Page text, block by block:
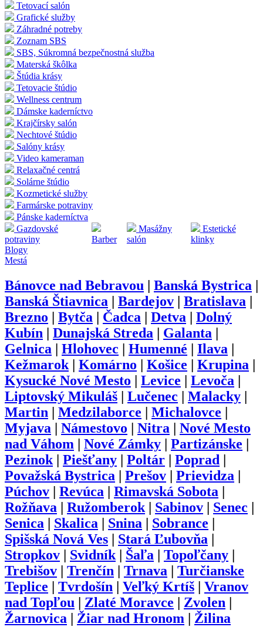
Tetovací salón
Grafické služby
Záhradné potreby
Zoznam SBS
SBS, Súkromná bezpečnostná služba
Materská škôlka
Štúdia krásy
Tetovacie štúdio
Wellness centrum
Dámske kaderníctvo
Krajčírsky salón
Nechtové štúdio
Salóny krásy
Video kameraman
Relaxačné centrá
Solárne štúdio
Kozmetické služby
Farmárske potraviny
Pánske kaderníctva
Gazdovské
potraviny
Barber
Masážny
salón
Estetické
klinky
Blogy
Mestá
Bánovce nad Bebravou Banská Bystrica
Banská Štiavnica
Bardejov Bratislava
Brezno
Bytča Čadca Detva
Dolný
Kubín
Dunajská Streda Galanta
Gelnica
Hlohovec Humenné Ilava
Kežmarok| Komárno Košice Krupina
Kysucké Nové Mesto
Levice Levoča
Liptovský Mikuláš
Lučenec Malacky
Martin
Medzilaborce Michalovce
Myjava
Námestovo Nitra
Nové Mesto
nad Váhom
Nové Zámky Partizánske
Pezinok| Piešťany Poltár Poprad
Považská Bystrica
Prešov Prievidza
Púchov
Revúca Rimavská Sobota
Rožňava
Ružomberok| Sabinov Senec
Senica
Skalica Snina Sobrance
Spišská Nová Ves
Stará Ľubovňa
Stropkov
Svidník| Šaľa Topoľčany
Trebišov
Trenčín Trnava
Turčianske
Teplice
Tvrdošín Veľký Krtíš
Vranov
nad Topľou
Zlaté Moravce Zvolen
Žarnovica
Žiar nad Hronom Žilina